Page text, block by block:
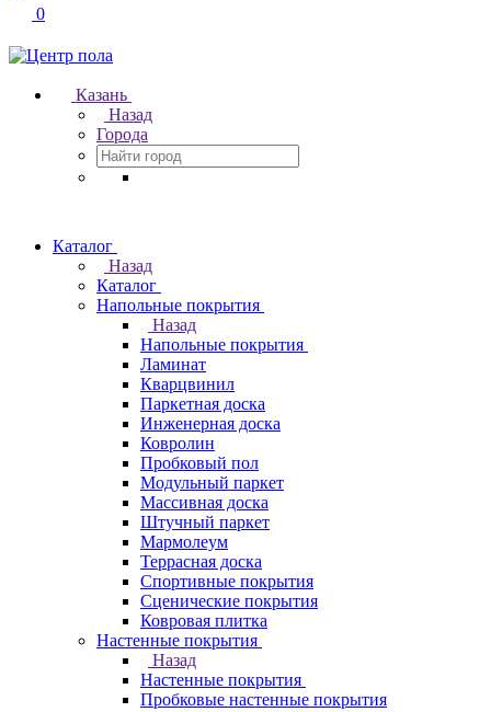
0
Казань
Назад
Города
Каталог
Назад
Каталог
Напольные покрытия
Назад
Напольные покрытия
Ламинат
Кварцвинил
Паркетная доска
Инженерная доска
Ковролин
Пробковый пол
Модульный паркет
Массивная доска
Штучный паркет
Мармолеум
Террасная доска
Спортивные покрытия
Сценические покрытия
Ковровая плитка
Настенные покрытия
Назад
Настенные покрытия
Пробковые настенные покрытия